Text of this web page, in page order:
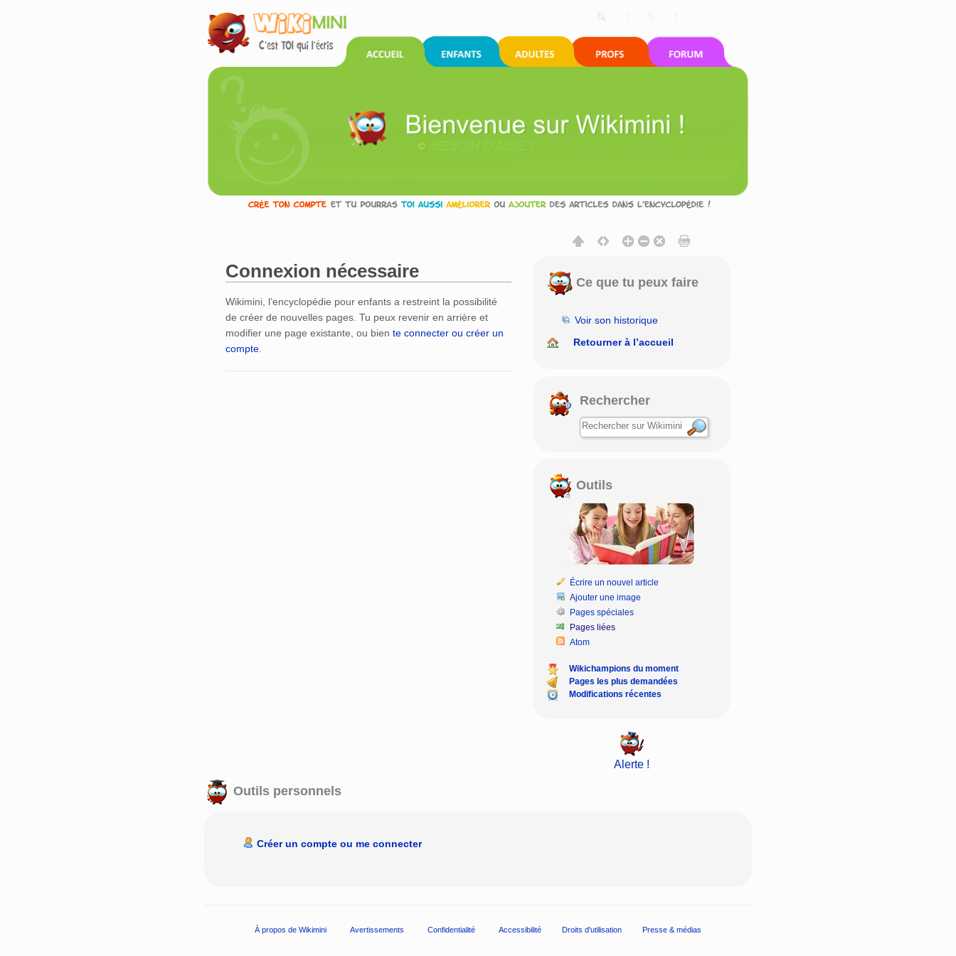
Connexion nécessaire
Wikimini, l’encyclopédie pour enfants a restreint la possibilité
de créer de nouvelles pages. Tu peux revenir en arrière et
modifier une page existante, ou bien te connecter ou créer un
compte.
Ce que tu peux faire
Voir son historique
Retourner à l’accueil
Rechercher
Outils
Écrire un nouvel article
Ajouter une image
Pages spéciales
Pages liées
Atom
Wikichampions du moment
Pages les plus demandées
Modifications récentes
Alerte !
Outils personnels
Créer un compte ou me connecter
À propos de Wikimini Avertissements Confidentialité Accessibilité Droits d'utilisation Presse & médias